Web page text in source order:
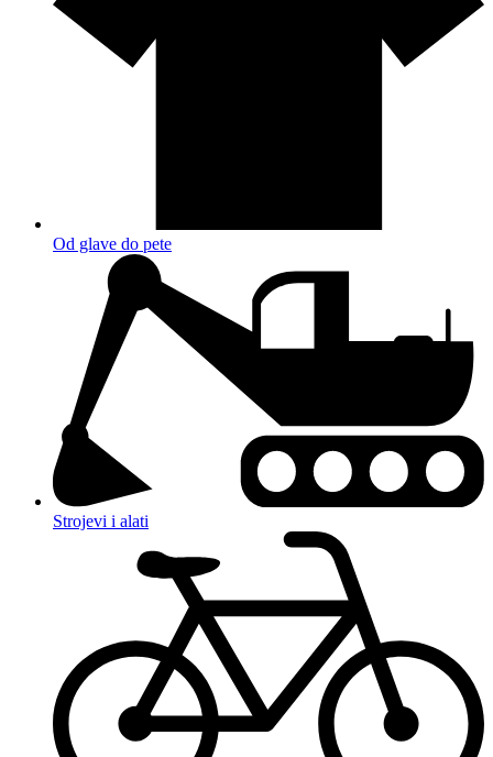
Od glave do pete
Strojevi i alati